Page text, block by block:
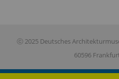
ⓒ 2025 Deutsches
60596